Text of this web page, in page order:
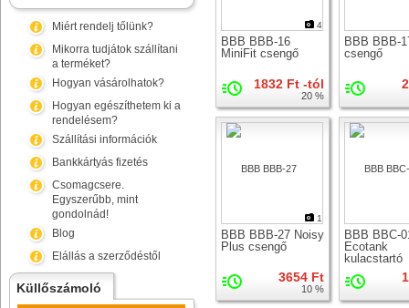
Miért rendelj tőlünk?
Mikorra tudjátok szállítani
a terméket?
Hogyan vásárolhatok?
Hogyan egészíthetem ki a
rendelésem?
Szállítási információk
Bankkártyás fizetés
Csomagcsere.
Egyszerűbb, mint
gondolnád!
Blog
Elállás a szerződéstől
Küllőszámoló
4
BBB BBB-16
MiniFit csengő
1832 Ft -tól
20 %
BBB BBB-
csengő
1
BBB BBB-27 Noisy
Plus csengő
3654 Ft
10 %
BBB BBC-
Ecotank
kulacstartó